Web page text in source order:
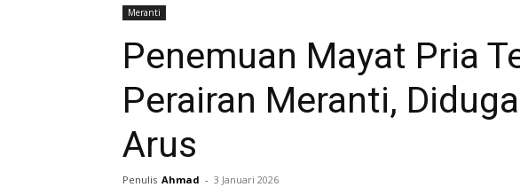
Meranti
Penemuan Mayat Pria
Perairan Meranti,
Arus
Penulis Ahmad - 3 Januari 2026